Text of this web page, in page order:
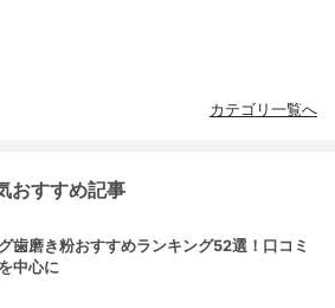
カテゴリ一覧へ
おすすめ記事
歯磨き粉おすすめランキング52選！口コミ
中心に